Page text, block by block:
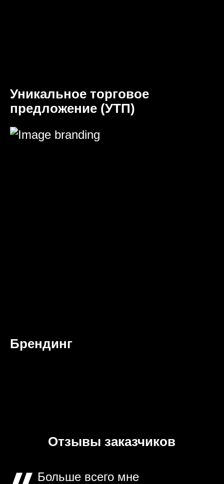
Уникальное торговое
предложение (УТП)
Брендинг
Отзывы заказчиков
Больше всего мне